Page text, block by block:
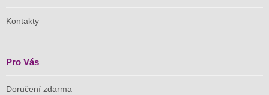
Kontakty
Pro Vás
Doručení zdarma